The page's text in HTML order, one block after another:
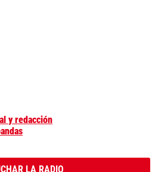
y redacción
LA RADIO